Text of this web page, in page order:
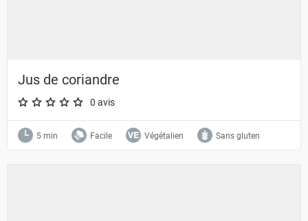
Jus de coriandre
A star rating of 0 out of 5.
0 avis
5 min Facile Végétalien Sans gluten